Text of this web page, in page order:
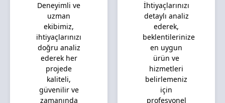
Deneyimli ve
uzman
ekibimiz,
ihtiyaçlarınızı
doğru analiz
ederek her
projede
kaliteli,
güvenilir ve
zamanında
İhtiyaçlarınızı
detaylı analiz
ederek,
beklentilerinize
en uygun
ürün ve
hizmetleri
belirlemeniz
için
profesyonel